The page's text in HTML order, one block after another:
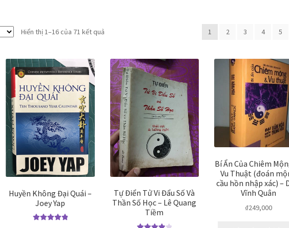
Hiển thị 1–16 của 71 kết quả
theo
mức
độ
phổ
biến
1 2 3 4 5
Huyền Không Đại Quái –
Joey Yap
Tự Điển Tử Vi Đẩu Số Và
Thần Số Học – Lê Quang
Tiềm
Bí Ẩn Của Chiêm
Vu Thuật (đoán
cầu hồn nhập xác) –
Vĩnh Quân
₫249,000